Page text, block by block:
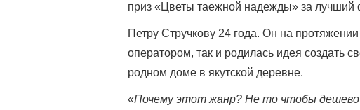
приз «Цветы таежной надежды» за лучший
Петру Стручкову 24 года. Он на
оператором, так и родилась идея создать
родном доме в якутской деревне.
«Почему этот жанр? Не то чтобы дешево